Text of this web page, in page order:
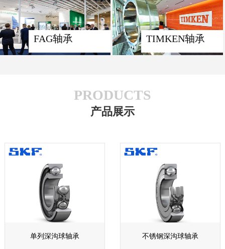
FAG轴承 TIMKEN轴承
PRODUCTS
产品展示
单列深沟球轴承 不锈钢深沟球轴承